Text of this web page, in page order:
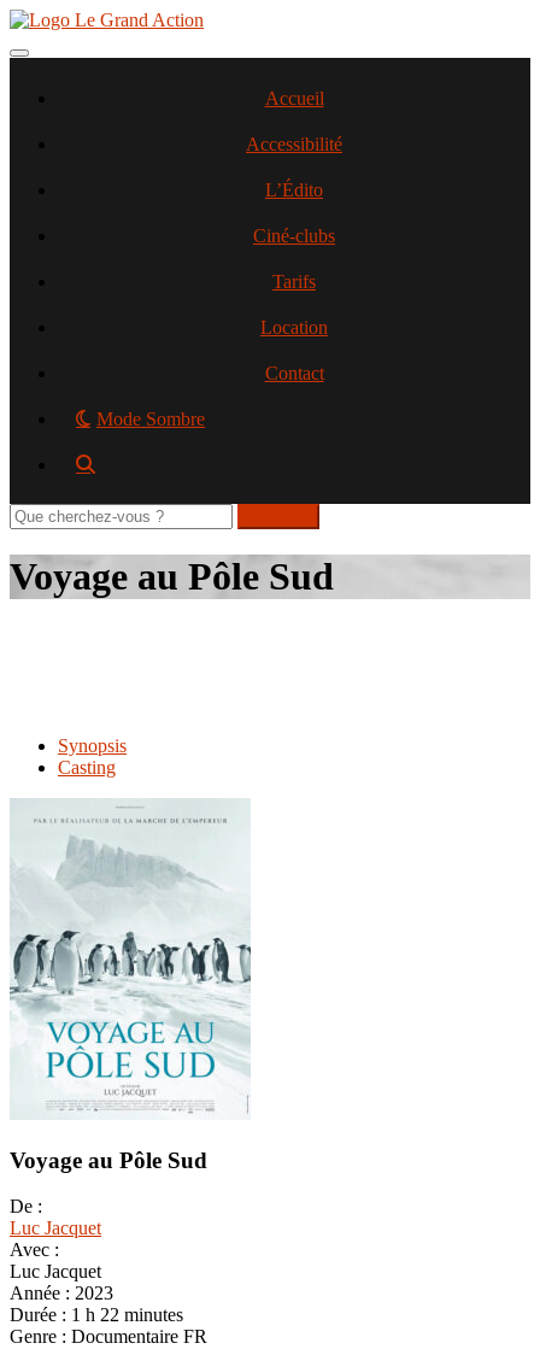
Aller
contenu
Toggle navigation
Accueil
Accessibilité
L’Édito
Ciné-clubs
Tarifs
Location
Contact
Mode Sombre
Rechercher
sur
le
site
Voyage au Pôle Sud
Synopsis
Casting
Voyage au Pôle Sud
De :
Luc Jacquet
Avec :
Luc Jacquet
Année : 2023
Durée : 1 h 22 minutes
Genre : Documentaire FR